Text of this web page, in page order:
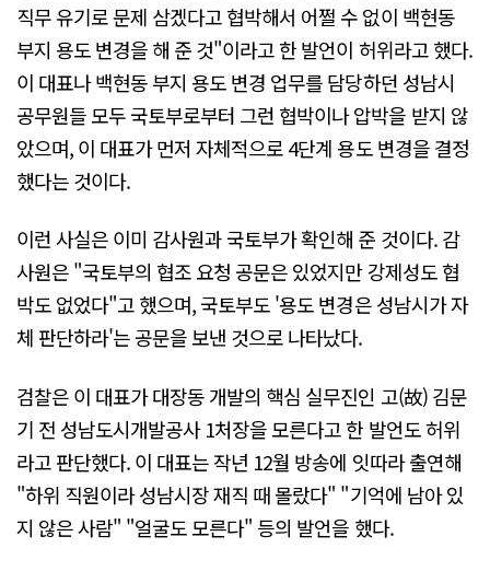
직무 유기로 문제 삼겠다고 협박해서 어쩔 수 없이 백현동
부지 용도 변경을 해 준 것"이라고 한 발언이 허위라고 했다.
이 대표나 백현동 부지 용도 변경 업무를 담당하던 성남시
공무원들 모두 국토부로부터 그런 협박이나 압박을 받지 않
았으며, 이 대표가 먼저 자체적으로 4단계 용도 변경을 결정
했다는 것이다.
이런 사실은 이미 감사원과 국토부가 확인해 준 것이다. 감
사원은 "국토부의 협조 요청 공문은 있었지만 강제성도 협
박도 없었다"고 했으며, 국토부도 '용도 변경은 성남시가 자
체 판단하라'는 공문을 보낸 것으로 나타났다.
검찰은 이 대표가 대장동 개발의 핵심 실무진인 고(故) 김문
기 전 성남도시개발공사 1처장을 모른다고 한 발언도 허위
라고 판단했다. 이 대표는 작년 12월 방송에 잇따라 출연해
"하위 직원이라 성남시장 재직 때 몰랐다" "기억에 남아 있
지 않은 사람" "얼굴도 모른다" 등의 발언을 했다.